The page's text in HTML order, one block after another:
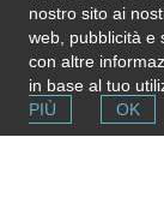
Se
e completa,
nostro sito ai
web, pubblicità e
con altre
in base al tuo
PIÙ
OK